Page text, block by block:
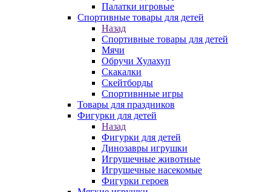
Палатки игровые
Спортивные товары для детей
Назад
Спортивные товары для детей
Мячи
Обручи Хулахуп
Скакалки
Скейтборды
Спортивнные игры
Товары для праздников
Фигурки для детей
Назад
Фигурки для детей
Динозавры игрушки
Игрушечные животные
Игрушечные насекомые
Фигурки героев